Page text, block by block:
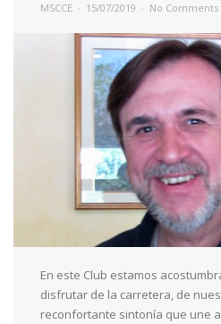
MSCCE 15/07/2019 No Comments
En este Club estamos
disfrutar de la carretera, de
reconfortante sintonía que une